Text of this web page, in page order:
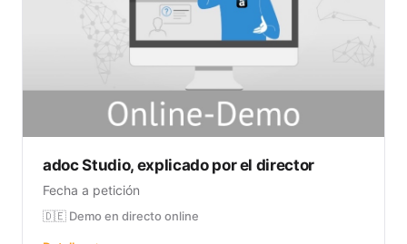
adoc Studio, explicado por el director
Fecha a petición
🇩🇪 Demo en directo online